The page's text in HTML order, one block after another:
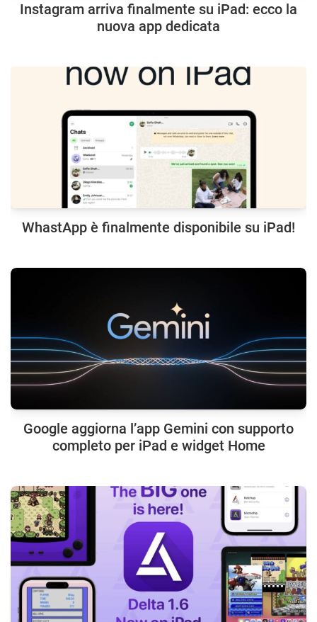
Instagram arriva finalmente su iPad: ecco la
nuova app dedicata
WhastApp è finalmente disponibile su iPad!
Google aggiorna l’app Gemini con supporto
completo per iPad e widget Home